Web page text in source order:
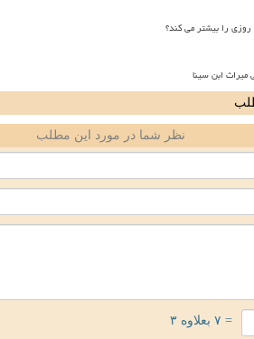
را بیشتر می کند؟
میراث ابن سینا
نظر شما در مورد این مطلب
= ۷ بعلاوه ۳